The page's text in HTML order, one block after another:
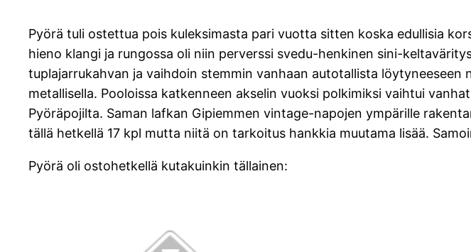
Pyörä tuli ostettua pois kuleksimasta pari vuotta sitten koska edullisia
hieno klangi ja rungossa oli niin perverssi svedu-henkinen sini-
tuplajarrukahvan ja vaihdoin stemmin vanhaan autotallista
metallisella. Pooloissa katkenneen akselin vuoksi polkimiksi vaihtui
Pyöräpojilta. Saman lafkan Gipiemmen vintage-napojen ympärille
tällä hetkellä 17 kpl mutta niitä on tarkoitus hankkia muutama lisää.
Pyörä oli ostohetkellä kutakuinkin tällainen: